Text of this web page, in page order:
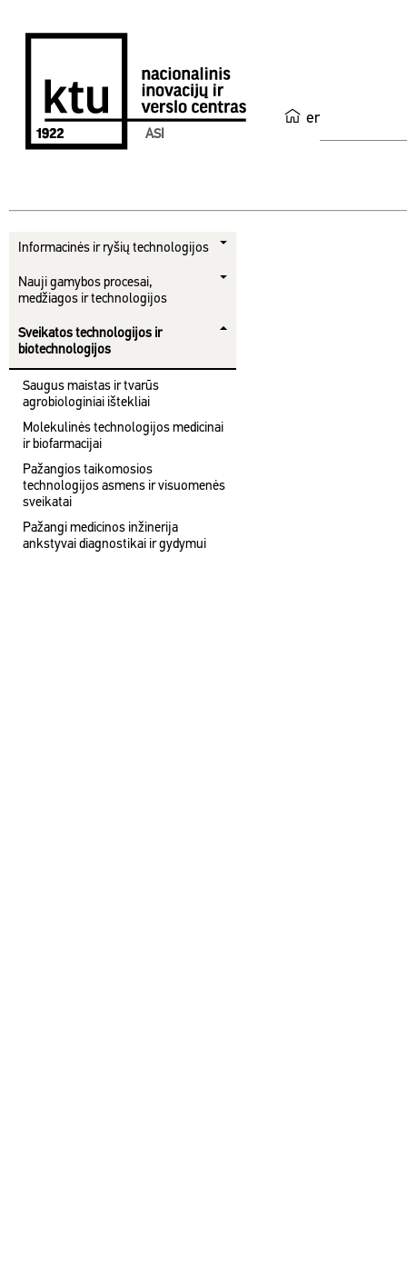
en
ASI
Informacinės ir ryšių technologijos
Nauji gamybos procesai,
medžiagos ir technologijos
Sveikatos technologijos ir
biotechnologijos
Saugus maistas ir tvarūs
agrobiologiniai ištekliai
Molekulinės technologijos medicinai
ir biofarmacijai
Pažangios taikomosios
technologijos asmens ir visuomenės
sveikatai
Pažangi medicinos inžinerija
ankstyvai diagnostikai ir gydymui